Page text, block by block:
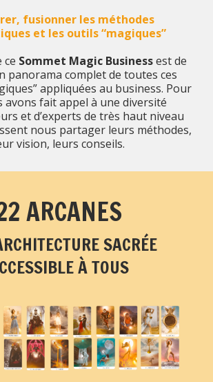
fusionner les méthodes
et les outils “magiques”
ce Sommet Magic Businessest de
panorama complet de toutes ces
appliquées au business. Pour
avons fait appel à une diversité
et d’experts de très haut niveau
nous partager leurs méthodes,
vision, leurs conseils.
ARCANES
SACRÉE
À TOUS